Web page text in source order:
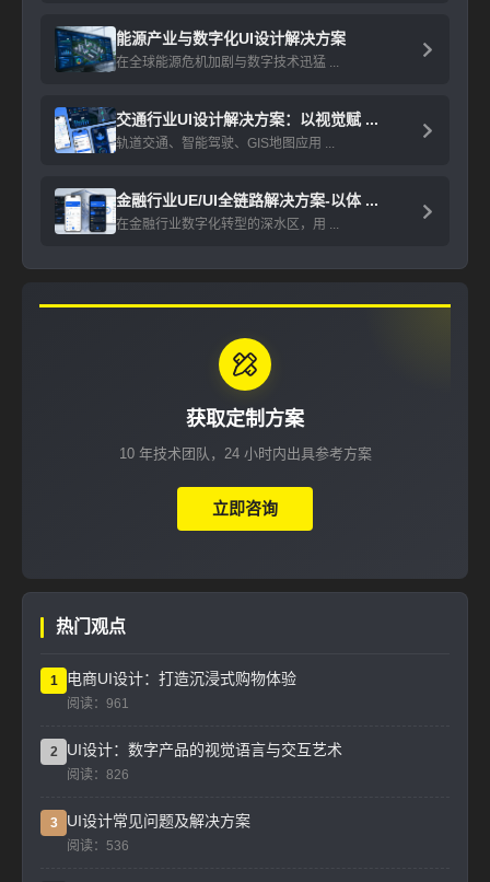
能源产业与数字化UI设计解决方案
在全球能源危机加剧与数字技术迅猛 ...
交通行业UI设计解决方案：以视觉赋 ...
轨道交通、智能驾驶、GIS地图应用 ...
金融行业UE/UI全链路解决方案-以体 ...
在金融行业数字化转型的深水区，用 ...
获取定制方案
10 年技术团队，24 小时内出具参考方案
立即咨询
热门观点
1 电商UI设计：打造沉浸式购物体验
阅读：961
2 UI设计：数字产品的视觉语言与交互艺术
阅读：826
3 UI设计常见问题及解决方案
阅读：536